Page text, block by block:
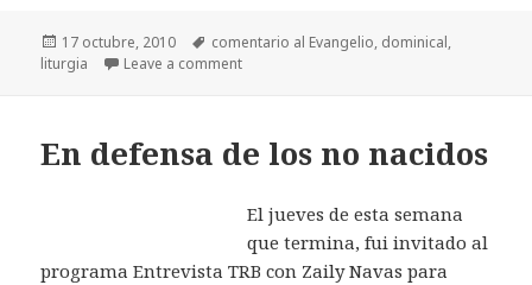
Posted
on
17 octubre, 2010 Tags
comentario al Evangelio, dominical,
liturgia
Leave a comment
En defensa de los no nacidos
El jueves de esta semana
que termina, fui invitado al
programa Entrevista TRB con Zaily Navas para